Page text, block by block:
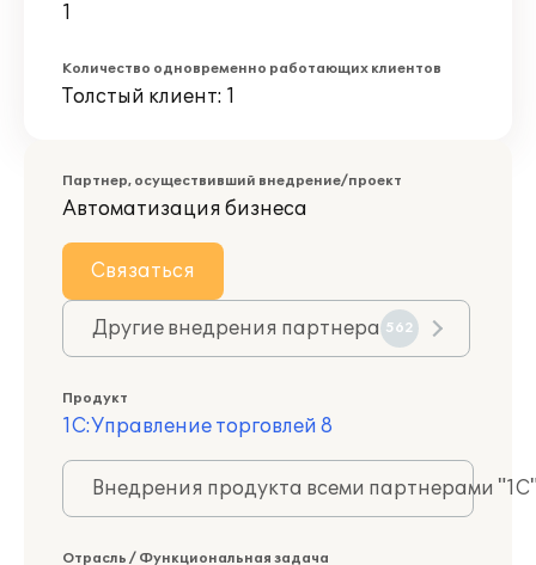
1
Количество одновременно работающих клиентов
Толстый клиент: 1
Партнер, осуществивший внедрение/проект
Автоматизация бизнеса
Связаться
Другие внедрения партнера 562
Продукт
1С:Управление торговлей 8
Внедрения продукта всеми партнерами
Отрасль / Функциональная задача